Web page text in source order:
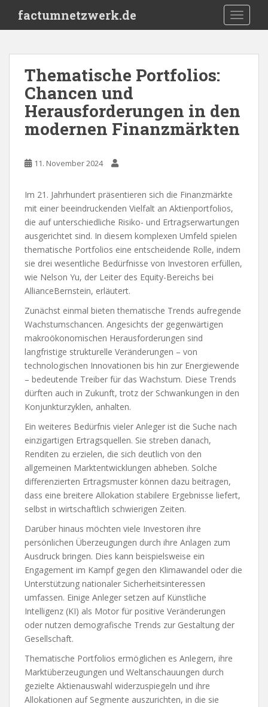
i
factumnetzwerk.de
Thematische Portfolios:
Chancen und
Herausforderungen in den
modernen Finanzmärkten
11. November 2024
Im 21. Jahrhundert präsentieren sich die Finanzmärkte
mit einer beeindruckenden Vielfalt an Aktienportfolios,
die auf unterschiedliche Risiko- und Ertragserwartungen
ausgerichtet sind. In diesem komplexen Umfeld spielen
thematische Portfolios eine entscheidende Rolle, indem
sie drei wesentliche Bedürfnisse von Investoren erfüllen,
wie Nelson Yu, der Leiter des Equity-Bereichs bei
AllianceBernstein, erläutert.
Zunächst einmal bieten thematische Trends aufregende
Wachstumschancen. Angesichts der gegenwärtigen
makroökonomischen Herausforderungen sind
langfristige strukturelle Veränderungen – von
technologischen Innovationen bis hin zur Energiewende
– bedeutende Treiber für das Wachstum. Diese Trends
dürften auch in Zukunft, trotz der Schwankungen in den
Konjunkturzyklen, anhalten.
Ein weiteres Bedürfnis vieler Anleger ist die Suche nach
einzigartigen Ertragsquellen. Sie streben danach,
Renditen zu erzielen, die sich deutlich von den
allgemeinen Marktentwicklungen abheben. Solche
differenzierten Ertragsmuster können dazu beitragen,
dass eine breitere Allokation stabilere Ergebnisse liefert,
selbst in wirtschaftlich schwierigen Zeiten.
Darüber hinaus möchten viele Investoren ihre
persönlichen Überzeugungen durch ihre Anlagen zum
Ausdruck bringen. Dies kann beispielsweise ein
Engagement im Kampf gegen den Klimawandel oder die
Unterstützung nationaler Sicherheitsinteressen
umfassen. Einige Anleger setzen auf Künstliche
Intelligenz (KI) als Motor für positive Veränderungen
oder nutzen demografische Trends zur Gestaltung der
Gesellschaft.
Thematische Portfolios ermöglichen es Anlegern, ihre
Marktüberzeugungen und Weltanschauungen durch
gezielte Aktienauswahl widerzuspiegeln und ihre
Allokationen auf Segmente auszurichten, in die sie